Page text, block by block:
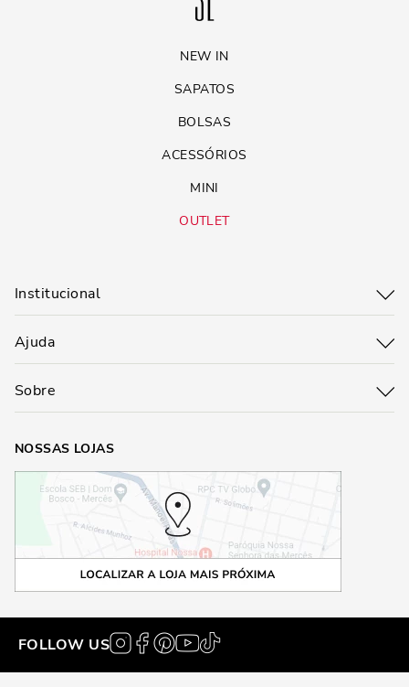
NEW IN
SAPATOS
BOLSAS
ACESSÓRIOS
MINI
OUTLET
Institucional
Ajuda
Sobre
NOSSAS LOJAS
FOLLOW US